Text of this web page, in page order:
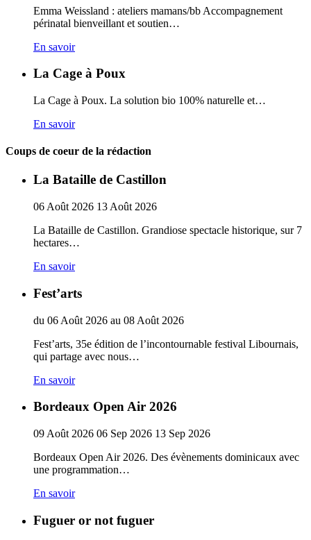
Emma Weissland : ateliers mamans/bb Accompagnement
périnatal bienveillant et soutien…
En savoir
La Cage à Poux
La Cage à Poux. La solution bio 100% naturelle et…
En savoir
Coups de coeur de la rédaction
La Bataille de Castillon
06 Août 2026 13 Août 2026
La Bataille de Castillon. Grandiose spectacle historique, sur 7
hectares…
En savoir
Fest’arts
du 06 Août 2026 au 08 Août 2026
Fest’arts, 35e édition de l’incontournable festival Libournais,
qui partage avec nous…
En savoir
Bordeaux Open Air 2026
09 Août 2026 06 Sep 2026 13 Sep 2026
Bordeaux Open Air 2026. Des évènements dominicaux avec
une programmation…
En savoir
Fuguer or not fuguer